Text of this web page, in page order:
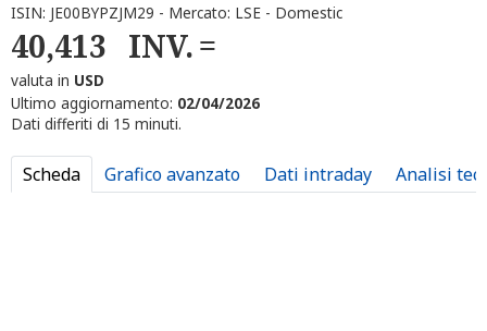
ISIN: JE00BYPZJM29 - Mercato: LSE - Domestic
40,413 INV.
valuta in USD
Ultimo aggiornamento: 02/04/2026
Dati differiti di 15 minuti.
Scheda Grafico avanzato Dati intraday Analisi